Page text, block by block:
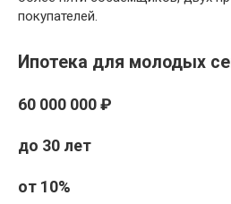
покупателей.
Ипотека для молодых
60 000 000 ₽
до 30 лет
от 10%